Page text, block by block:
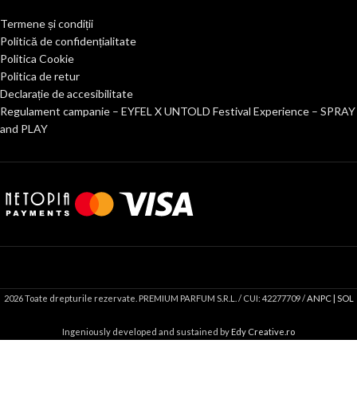
Termene și condiții
Politică de confidențialitate
Politica Cookie
Politica de retur
Declarație de accesibilitate
Regulament campanie – EYFEL X UNTOLD Festival Experience – SPRAY
and PLAY
2026 Toate drepturile rezervate. PREMIUM PARFUM S.R.L. / CUI: 42277709 /ANPC | SOL
Ingeniously developed and sustained byEdy Creative.ro